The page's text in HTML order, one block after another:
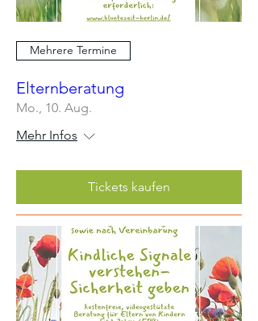
Mehrere Termine
Elternberatung
Mo., 10. Aug.
Mehr Infos
Tickets kaufen